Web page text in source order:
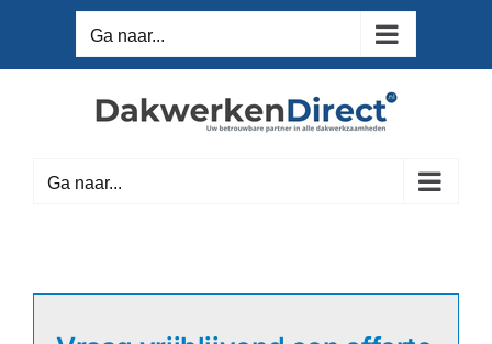
inhoud
Ga naar...
Ga naar...